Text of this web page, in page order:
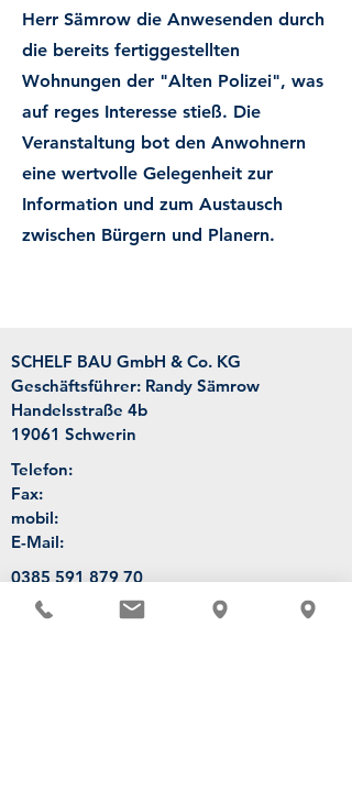
Herr Sämrow die Anwesenden durch
die bereits fertiggestellten
Wohnungen der "Alten Polizei", was
auf reges Interesse stieß. Die
Veranstaltung bot den Anwohnern
eine wertvolle Gelegenheit zur
Information und zum Austausch
zwischen Bürgern und Planern.
SCHELF BAU GmbH & Co. KG
Geschäftsführer: Randy Sämrow
Handelsstraße 4b
19061 Schwerin
Telefon:
Fax:
mobil:
E-Mail:
0385 591 879 70
0385 591 879 71
0174 660 48 42